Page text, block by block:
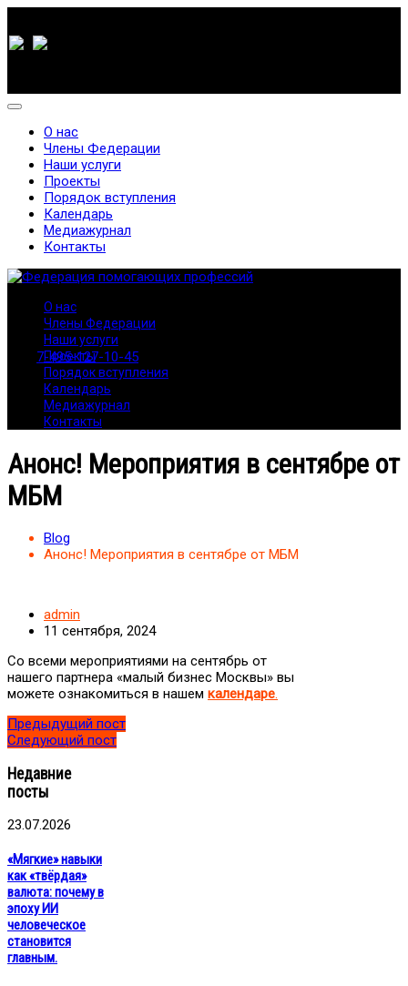
7-495-127-10-45
О нас
Члены Федерации
Наши услуги
Проекты
Порядок вступления
Календарь
Медиажурнал
Контакты
О нас
Члены Федерации
Наши услуги
Проекты
Порядок вступления
Календарь
Медиажурнал
Контакты
Анонс! Мероприятия в сентябре от
МБМ
Blog
Анонс! Мероприятия в сентябре от МБМ
admin
11 сентября, 2024
Со всеми мероприятиями на сентябрь от
нашего партнера «малый бизнес Москвы» вы
можете ознакомиться в нашем календаре.
Предыдущий пост
Следующий пост
Недавние
посты
23.07.2026
«Мягкие» навыки
как «твёрдая»
валюта: почему в
эпоху ИИ
человеческое
становится
главным.